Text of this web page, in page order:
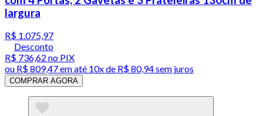
largura
R$ 1.075,97
Desconto
R$ 736,62 no PIX
ou R$ 809,47em até 10x de R$ 80,94 sem juros
COMPRAR AGORA